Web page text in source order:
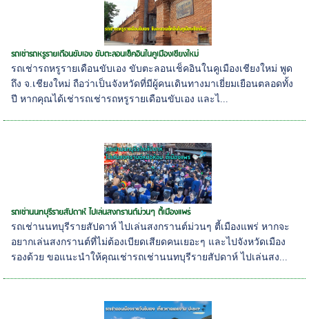
รถเช่ารถหรูรายเดือนขับเอง ขับตะลอนเช็คอินในคูเมืองเชียงใหม่
รถเช่ารถหรูรายเดือนขับเอง ขับตะลอนเช็คอินในคูเมืองเชียงใหม่ พูด
ถึง จ.เชียงใหม่ ถือว่าเป็นจังหวัดที่มีผู้คนเดินทางมาเยี่ยมเยือนตลอดทั้ง
ปี หากคุณได้เช่ารถเช่ารถหรูรายเดือนขับเอง และไ...
รถเช่านนทบุรีรายสัปดาห์ ไปเล่นสงกรานต์ม่วนๆ ตี้เมืองแพร่
รถเช่านนทบุรีรายสัปดาห์ ไปเล่นสงกรานต์ม่วนๆ ตี้เมืองแพร่ หากจะ
อยากเล่นสงกรานต์ที่ไม่ต้องเบียดเสียดคนเยอะๆ และไปจังหวัดเมือง
รองด้วย ขอแนะนำให้คุณเช่ารถเช่านนทบุรีรายสัปดาห์ ไปเล่นสง...